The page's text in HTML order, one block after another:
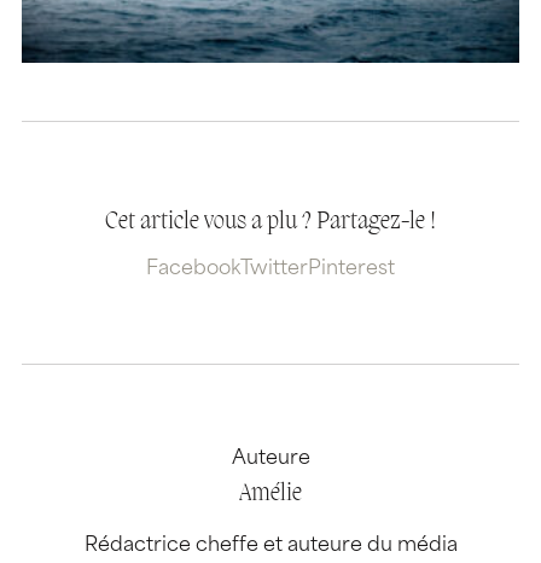
Cet article vous a plu ? Partagez-le !
Facebook TwitterPinterest
Auteure
Amélie
Rédactrice cheffe et auteure du média